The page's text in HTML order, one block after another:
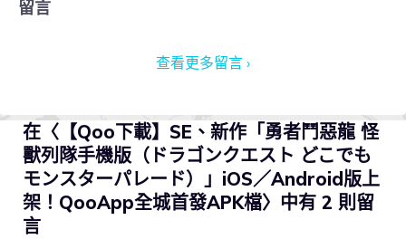
留言
查看更多留言 ›
在〈【Qoo下載】SE、新作「勇者鬥惡龍 怪
獸列隊手機版（ドラゴンクエスト どこでも
モンスターパレード）」iOS／Android版上
架！QooApp全城首發APK檔〉中有 2 則留
言